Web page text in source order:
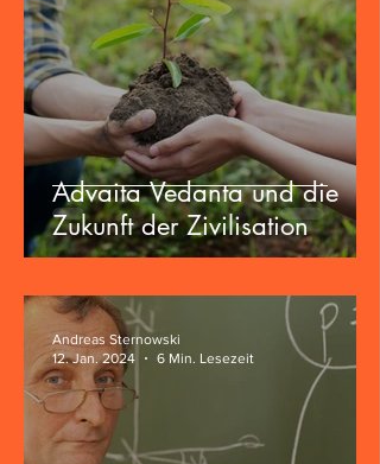
Advaita Vedanta und die
Zukunft der Zivilisation
Andreas Sternowski
12. Jan. 2024
6 Min. Lesezeit